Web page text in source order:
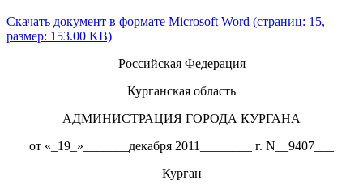
Скачать документ в формате Microsoft Word (страниц: 15,
размер: 153.00 KB)
Российская Федерация
Курганская область
АДМИНИСТРАЦИЯ ГОРОДА КУРГАНА
от «_19_»_______декабря 2011________ г. N__9407___
Курган